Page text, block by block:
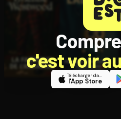
c'est voir
Télécharger dans
l'App Store